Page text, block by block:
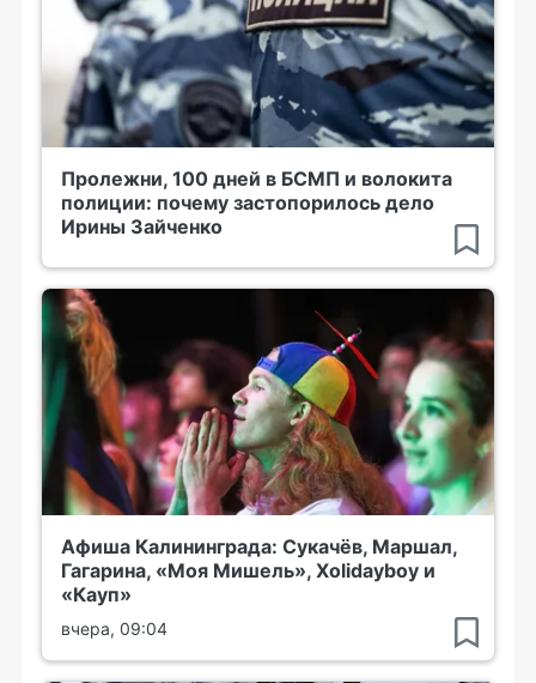
Пролежни, 100 дней в БСМП и волокита
полиции: почему застопорилось дело
Ирины Зайченко
Афиша Калининграда: Сукачёв, Маршал,
Гагарина, «Моя Мишель», Xolidayboy и
«Кауп»
вчера, 09:04